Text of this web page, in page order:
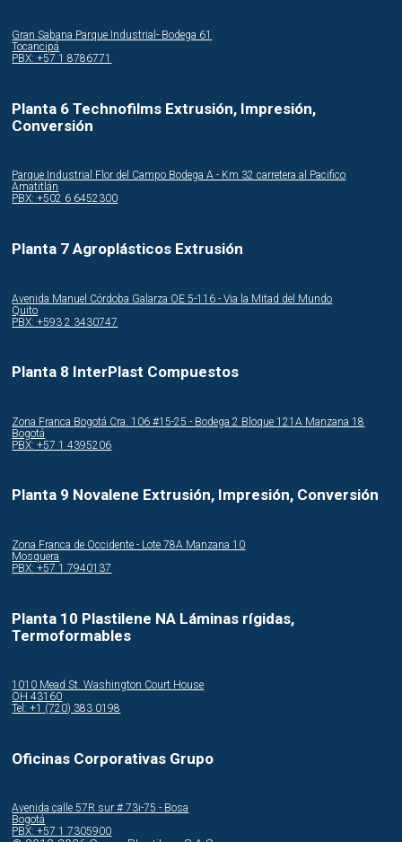
Gran Sabana Parque Industrial- Bodega 61
Tocancipá
PBX: +57 1 8786771
Planta 6 Technofilms Extrusión, Impresión,
Conversión
Parque Industrial Flor del Campo Bodega A - Km 32 carretera al Pacifico
Amatitlán
PBX: +502 6 6452300
Planta 7 Agroplásticos Extrusión
Avenida Manuel Córdoba Galarza OE 5-116 - Via la Mitad del Mundo
Quito
PBX: +593 2 3430747
Planta 8 InterPlast Compuestos
Zona Franca Bogotá Cra. 106 #15-25 - Bodega 2 Bloque 121A Manzana 18
Bogotá
PBX: +57 1 4395206
Planta 9 Novalene Extrusión, Impresión, Conversión
Zona Franca de Occidente - Lote 78A Manzana 10
Mosquera
PBX: +57 1 7940137
Planta 10 Plastilene NA Láminas rígidas,
Termoformables
1010 Mead St. Washington Court House
OH 43160
Tel: +1 (720) 383 0198
Oficinas Corporativas Grupo
Avenida calle 57R sur # 73i-75 - Bosa
Bogotá
PBX: +57 1 7305900